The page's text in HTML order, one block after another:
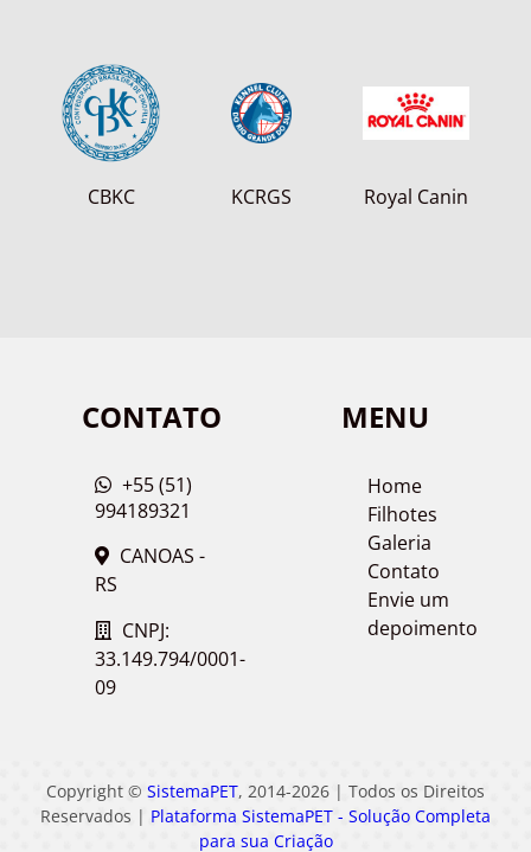
CBKC KCRGS Royal Canin
CONTATO
+55 (51)
994189321
CANOAS -
RS
CNPJ:
33.149.794/0001-
09
MENU
Home
Filhotes
Galeria
Contato
Envie um
depoimento
Copyright © SistemaPET, 2014-2026 | Todos os Direitos
Reservados | Plataforma SistemaPET - Solução Completa
para sua Criação